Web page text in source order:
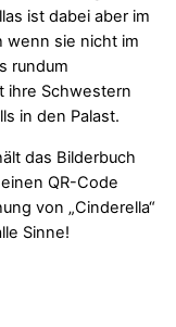
ist dabei aber im
wenn sie nicht im
rundum
ihre Schwestern
in den Palast.
das Bilderbuch
QR-Code
von „Cinderella“
Sinne!